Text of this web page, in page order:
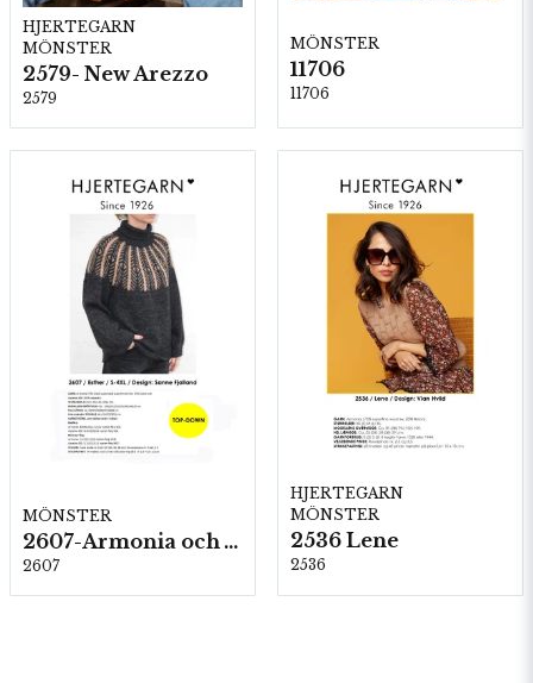
HJERTEGARN
MÖNSTER
2579- New Arezzo
2579
MÖNSTER
11706
11706
MÖNSTER
2607-Armonia och Alpaca 400
2607
HJERTEGARN
MÖNSTER
2536 Lene
2536